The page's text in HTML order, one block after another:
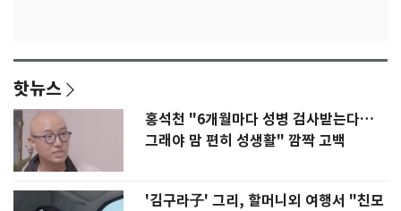
핫뉴스
홍석천 "6개월마다 성병 검사받는다…
그래야 맘 편히 성생활" 깜짝 고백
'김구라子' 그리, 할머니외 여행서 "친모